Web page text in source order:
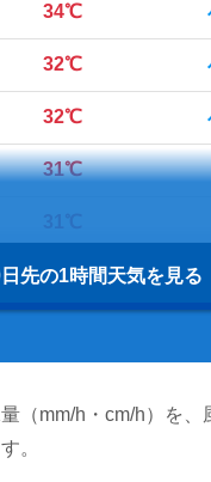
34℃
32℃
32℃
31℃
30℃
先の1時間天気を見る
（mm/h・cm/h）を、
。